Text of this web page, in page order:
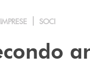
IMPRESE SOCI